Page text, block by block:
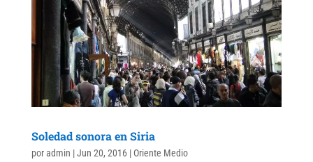
Soledad sonora en Siria
poradmin |Jun 20, 2016| Oriente Medio